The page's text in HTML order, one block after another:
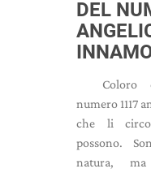
DEL
Coloro
numero 1117
che li
possono.
natura,